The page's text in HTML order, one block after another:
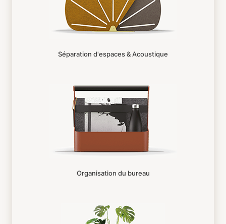
Séparation d'espaces & Acoustique
Organisation du bureau